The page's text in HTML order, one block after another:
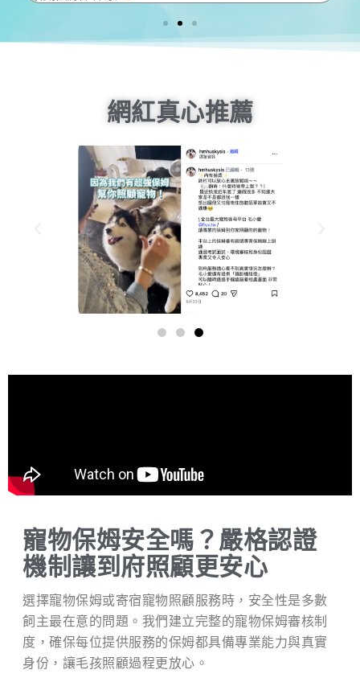
網紅真心推薦
寵物保姆安全嗎？嚴格認證
機制讓到府照顧更安心
選擇寵物保姆或寄宿寵物照顧服務時，安全性是多數
飼主最在意的問題。我們建立完整的寵物保姆審核制
度，確保每位提供服務的保姆都具備專業能力與真實
身份，讓毛孩照顧過程更放心。